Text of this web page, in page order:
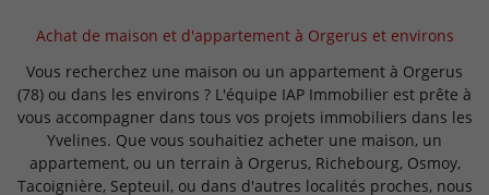
Achat de maison et d'appartement à Orgerus et environs
Vous recherchez une maison ou un appartement à Orgerus
(78) ou dans les environs ? L'équipe IAP Immobilier est prête à
vous accompagner dans tous vos projets immobiliers dans les
Yvelines. Que vous souhaitiez acheter une maison, un
appartement, ou un terrain à Orgerus, Richebourg, Osmoy,
Tacoignière, Septeuil, ou dans d'autres localités proches, nous